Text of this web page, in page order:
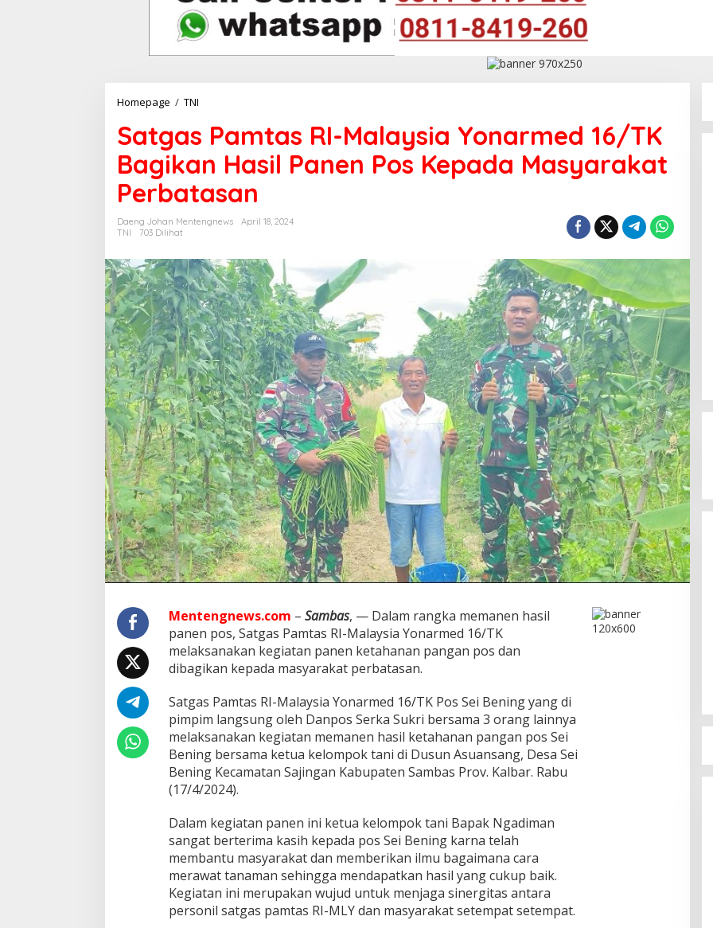
Homepage / TNI
t
g
a
s
P
a
m
s
R
I
-
M
a
l
a
y
s
i
a
Y
o
n
a
r
m
e
d
1
6
/
B
a
g
k
n
H
a
P
n
n
P
o
s
K
e
Satgas Pamtas RI-Malaysia Yonarmed 16/TK
Bagikan Hasil Panen Pos Kepada Masyarakat
Perbatasan
Daeng Johan Mentengnews
April 18, 2024
TNI
703 Dilihat
Mentengnews.com – Sambas, — Dalam rangka memanen hasil
panen pos, Satgas Pamtas RI-Malaysia Yonarmed 16/TK
melaksanakan kegiatan panen ketahanan pangan pos dan
dibagikan kepada masyarakat perbatasan.
Satgas Pamtas RI-Malaysia Yonarmed 16/TK Pos Sei Bening yang di
pimpim langsung oleh Danpos Serka Sukri bersama 3 orang lainnya
melaksanakan kegiatan memanen hasil ketahanan pangan pos Sei
Bening bersama ketua kelompok tani di Dusun Asuansang, Desa Sei
Bening Kecamatan Sajingan Kabupaten Sambas Prov. Kalbar. Rabu
(17/4/2024).
Dalam kegiatan panen ini ketua kelompok tani Bapak Ngadiman
sangat berterima kasih kepada pos Sei Bening karna telah
membantu masyarakat dan memberikan ilmu bagaimana cara
merawat tanaman sehingga mendapatkan hasil yang cukup baik.
Kegiatan ini merupakan wujud untuk menjaga sinergitas antara
personil satgas pamtas RI-MLY dan masyarakat setempat setempat.
Kegaduhan Yang Membuat
Sejumlah Tokoh Semakin Santer
Menjadi Buah Bibir Masyarakat
Di Politik | Mei 6, 2026